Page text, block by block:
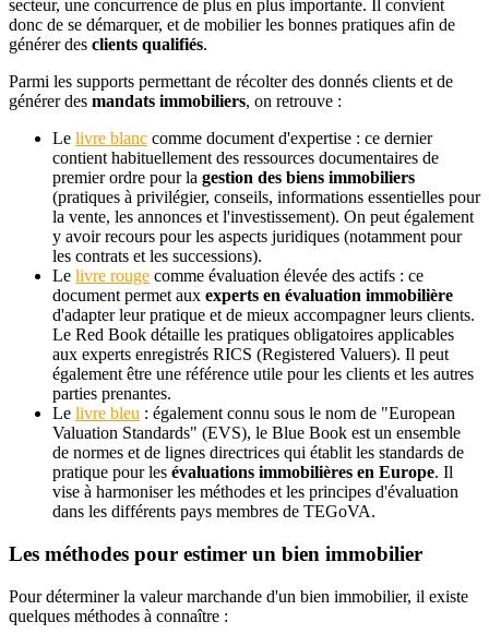
secteur, une concurrence de plus en plus importante. Il convient
donc de se démarquer, et de mobilier les bonnes pratiques afin de
générer des clients qualifiés.
Parmi les supports permettant de récolter des donnés clients et de
générer des mandats immobiliers, on retrouve :
Le livre blanc comme document d'expertise : ce dernier
contient habituellement des ressources documentaires de
premier ordre pour la gestion des biens immobiliers
(pratiques à privilégier, conseils, informations essentielles pour
la vente, les annonces et l'investissement). On peut également
y avoir recours pour les aspects juridiques (notamment pour
les contrats et les successions).
Le livre rouge comme évaluation élevée des actifs : ce
document permet aux experts en évaluation immobilière
d'adapter leur pratique et de mieux accompagner leurs clients.
Le Red Book détaille les pratiques obligatoires applicables
aux experts enregistrés RICS (Registered Valuers). Il peut
également être une référence utile pour les clients et les autres
parties prenantes.
Le livre bleu : également connu sous le nom de "European
Valuation Standards" (EVS), le Blue Book est un ensemble
de normes et de lignes directrices qui établit les standards de
pratique pour les évaluations immobilières en Europe. Il
vise à harmoniser les méthodes et les principes d'évaluation
dans les différents pays membres de TEGoVA.
Les méthodes pour estimer un bien immobilier
Pour déterminer la valeur marchande d'un bien immobilier, il existe
quelques méthodes à connaître :